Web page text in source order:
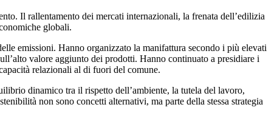
Il rallentamento dei mercati internazionali, la frenata dell’edilizia
globali.
emissioni. Hanno organizzato la manifattura secondo i più elevati
valore aggiunto dei prodotti. Hanno continuato a presidiare i
relazionali al di fuori del comune.
dinamico tra il rispetto dell’ambiente, la tutela del lavoro,
non sono concetti alternativi, ma parte della stessa strategia